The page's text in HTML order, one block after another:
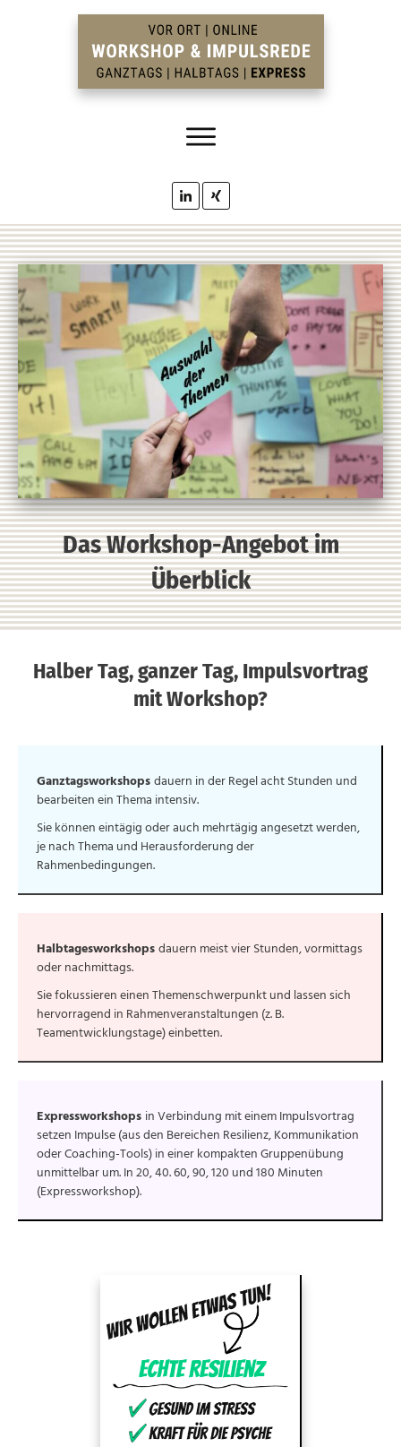
Das Workshop-Angebot im
Überblick
Halber Tag, ganzer Tag, Impulsvortrag
mit Workshop?
Ganztagsworkshopsdauern in der Regel acht Stunden und
bearbeiten ein Thema intensiv.
Sie können eintägig oder auch mehrtägig angesetzt werden,
je nach Thema und Herausforderung der
Rahmenbedingungen.
Halbtagesworkshopsdauern meist vier Stunden, vormittags
oder nachmittags.
Sie fokussieren einen Themenschwerpunkt und lassen sich
hervorragend in Rahmenveranstaltungen (z. B.
Teamentwicklungstage) einbetten.
Expressworkshopsin Verbindung mit einem Impulsvortrag
setzen Impulse (aus den Bereichen Resilienz, Kommunikation
oder Coaching-Tools) in einer kompakten Gruppenübung
unmittelbar um. In 20, 40. 60, 90, 120 und 180 Minuten
(Expressworkshop).